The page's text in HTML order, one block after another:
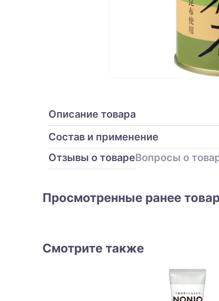
Описание товара
Состав и применение
Отзывы о товареВопросы о
Просмотренные ранее
Смотрите также